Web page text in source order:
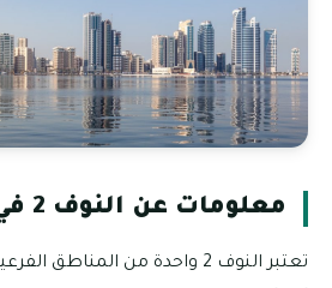
معلومات عن النوف 2 في الشارقة
تعتبر النوف 2 واحدة من